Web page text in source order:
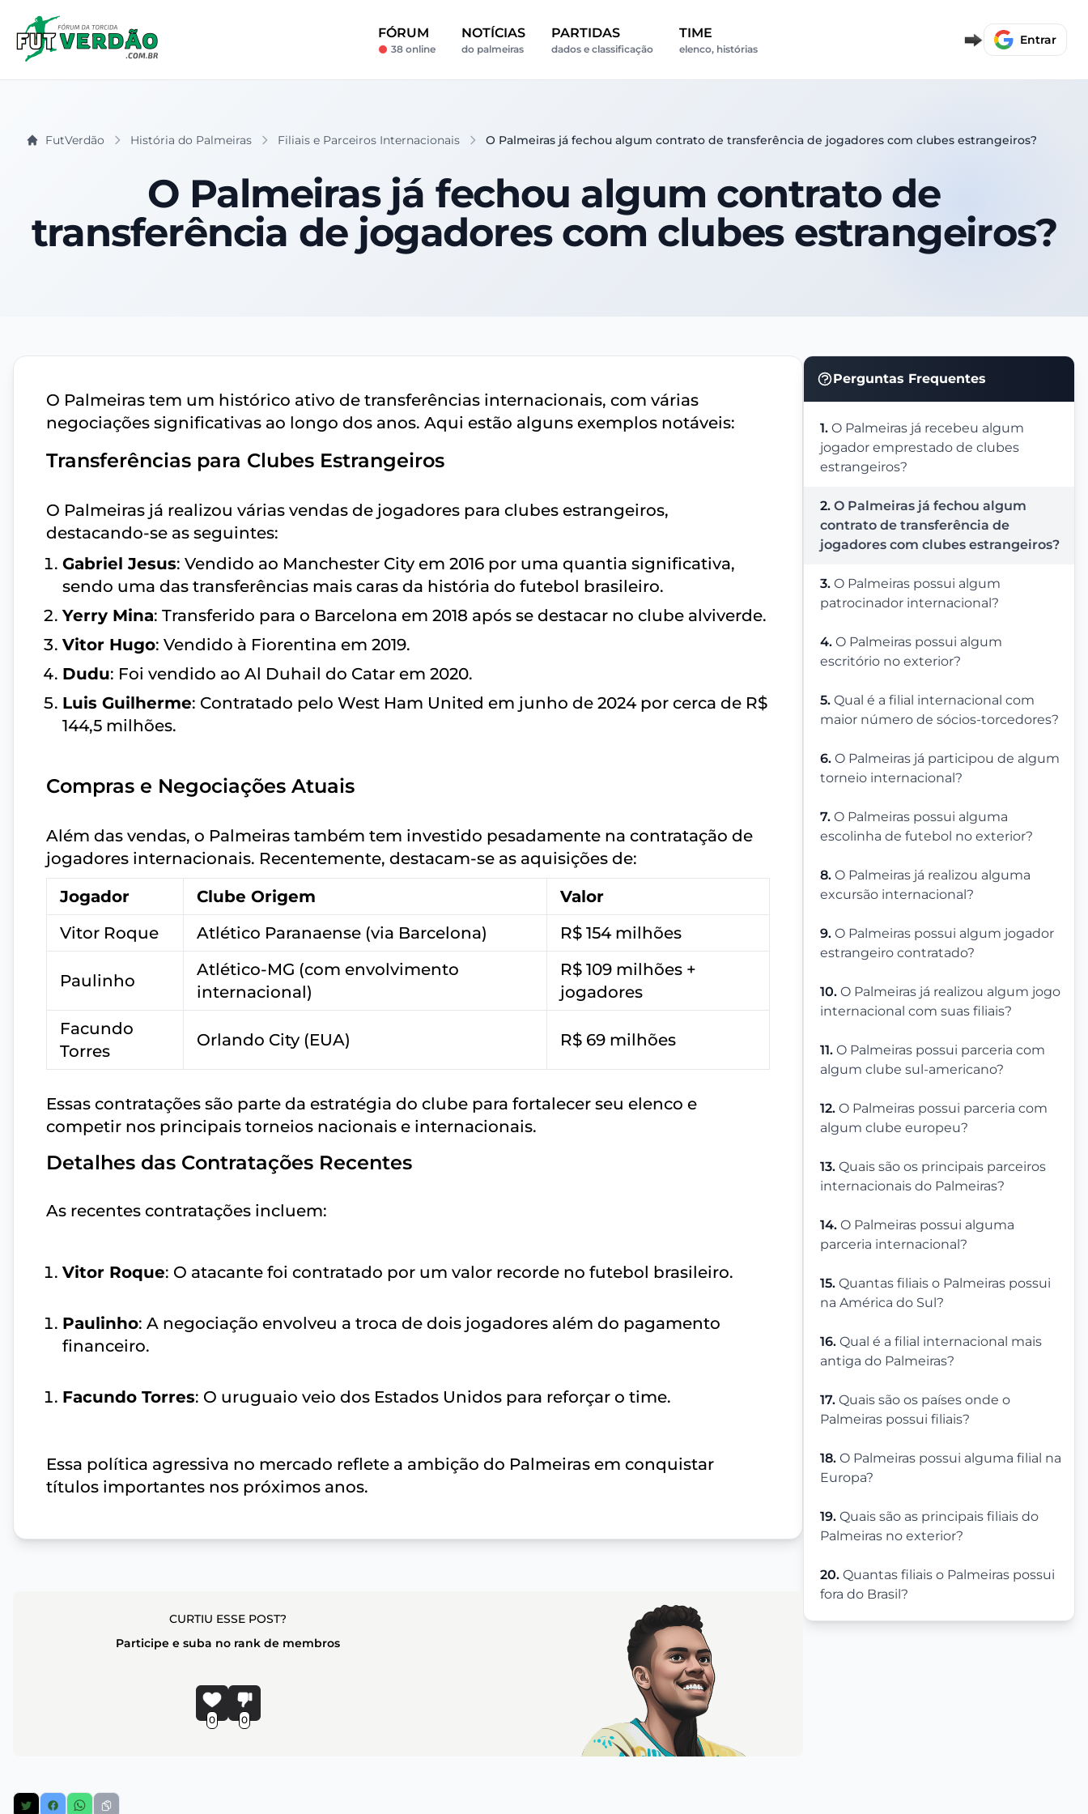
FÓRUM
38 online
NOTÍCIAS
do palmeiras
PARTIDAS
dados e classificação
TIME
elenco, histórias
Entrar
FutVerdão História do Palmeiras Filiais e Parceiros Internacionais O Palmeiras já fechou algum contrato de transferência de jogadores com clubes estrangeiros?
O Palmeiras já fechou algum contrato de
transferência de jogadores com clubes estrangeiros?
Perguntas Frequentes
1. O Palmeiras já recebeu algum
jogador emprestado de clubes
estrangeiros?
2. O Palmeiras já fechou algum
contrato de transferência de
jogadores com clubes estrangeiros?
3. O Palmeiras possui algum
patrocinador internacional?
4. O Palmeiras possui algum
escritório no exterior?
5. Qual é a filial internacional com
maior número de sócios-torcedores?
6. O Palmeiras já participou de algum
torneio internacional?
7. O Palmeiras possui alguma
escolinha de futebol no exterior?
8. O Palmeiras já realizou alguma
excursão internacional?
9. O Palmeiras possui algum jogador
estrangeiro contratado?
10. O Palmeiras já realizou algum jogo
internacional com suas filiais?
11. O Palmeiras possui parceria com
algum clube sul-americano?
12. O Palmeiras possui parceria com
algum clube europeu?
13. Quais são os principais parceiros
internacionais do Palmeiras?
14. O Palmeiras possui alguma
parceria internacional?
15. Quantas filiais o Palmeiras possui
na América do Sul?
16. Qual é a filial internacional mais
antiga do Palmeiras?
17. Quais são os países onde o
Palmeiras possui filiais?
18. O Palmeiras possui alguma filial na
Europa?
19. Quais são as principais filiais do
Palmeiras no exterior?
20. Quantas filiais o Palmeiras possui
fora do Brasil?
O Palmeiras tem um histórico ativo de transferências internacionais, com várias
negociações significativas ao longo dos anos. Aqui estão alguns exemplos notáveis:
Transferências para Clubes Estrangeiros
O Palmeiras já realizou várias vendas de jogadores para clubes estrangeiros,
destacando-se as seguintes:
Gabriel Jesus: Vendido ao Manchester City em 2016 por uma quantia significativa,
sendo uma das transferências mais caras da história do futebol brasileiro.
Yerry Mina: Transferido para o Barcelona em 2018 após se destacar no clube alviverde.
Vitor Hugo: Vendido à Fiorentina em 2019.
Dudu: Foi vendido ao Al Duhail do Catar em 2020.
Luis Guilherme: Contratado pelo West Ham United em junho de 2024 por cerca de R$
144,5 milhões.
Compras e Negociações Atuais
Além das vendas, o Palmeiras também tem investido pesadamente na contratação de
jogadores internacionais. Recentemente, destacam-se as aquisições de:
Jogador
Clube Origem
Valor
Vitor Roque
Atlético Paranaense (via Barcelona) R$ 154 milhões
Paulinho
Atlético-MG (com envolvimento
internacional)
R$ 109 milhões +
jogadores
Facundo
Torres
Orlando City (EUA) R$ 69 milhões
Essas contratações são parte da estratégia do clube para fortalecer seu elenco e
competir nos principais torneios nacionais e internacionais.
Detalhes das Contratações Recentes
As recentes contratações incluem:
Vitor Roque: O atacante foi contratado por um valor recorde no futebol brasileiro.
Paulinho: A negociação envolveu a troca de dois jogadores além do pagamento
financeiro.
Facundo Torres: O uruguaio veio dos Estados Unidos para reforçar o time.
Essa política agressiva no mercado reflete a ambição do Palmeiras em conquistar
títulos importantes nos próximos anos.
CURTIU ESSE POST?
Participe e suba no rank de membros
0 0